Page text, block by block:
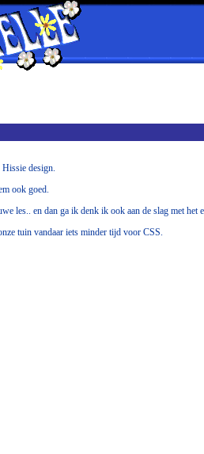
design.
ook goed.
les.. en dan ga ik denk ik ook aan de slag met het
tuin vandaar iets minder tijd voor CSS.